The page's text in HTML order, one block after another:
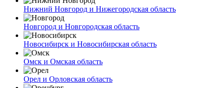
Нижний Новгород и Нижегородская область
Новгород и Новгородская область
Новосибирск и Новосибирская область
Омск и Омская область
Орел и Орловская область